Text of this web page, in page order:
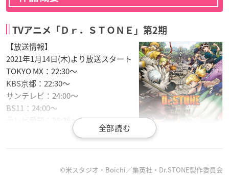
TVアニメ「Ｄｒ．ＳＴＯＮＥ」第2期
【放送情報】
2021年1月14日(木)より放送スタート
TOKYO MX：22:30～
KBS京都：22:30～
サンテレビ：24:00～
BS11：24:00～
テレビ愛知：26:35～
※放送時間は変更の可能性がございま
©米スタジオ・Boichi／集英社・Dr.STONE製作委員会